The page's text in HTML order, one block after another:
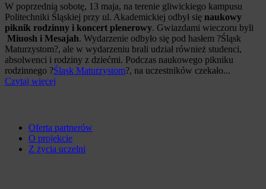
W poprzednią sobotę, 13 maja, na terenie gliwickiego kampusu
Politechniki Śląskiej przy ul. Akademickiej odbył się naukowy
piknik rodzinny i koncert plenerowy. Gwiazdami wieczoru byli
Miuosh i Mesajah. Wydarzenie odbyło się pod hasłem ?Śląsk
Maturzystom?, ale w wydarzeniu brali udział również studenci,
absolwenci i rodziny z dziećmi. Podczas naukowego pikniku
rodzinnego ?Śląsk Maturzystom?, na uczestników czekało...
Czytaj więcej
Oferta partnerów
O projekcie
Z życia uczelni